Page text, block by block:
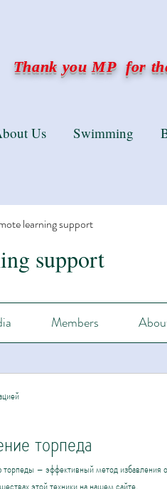
Thank you MP for
learning support
support
Members
торпеда
– эффективный метод избавления
Us Swimming